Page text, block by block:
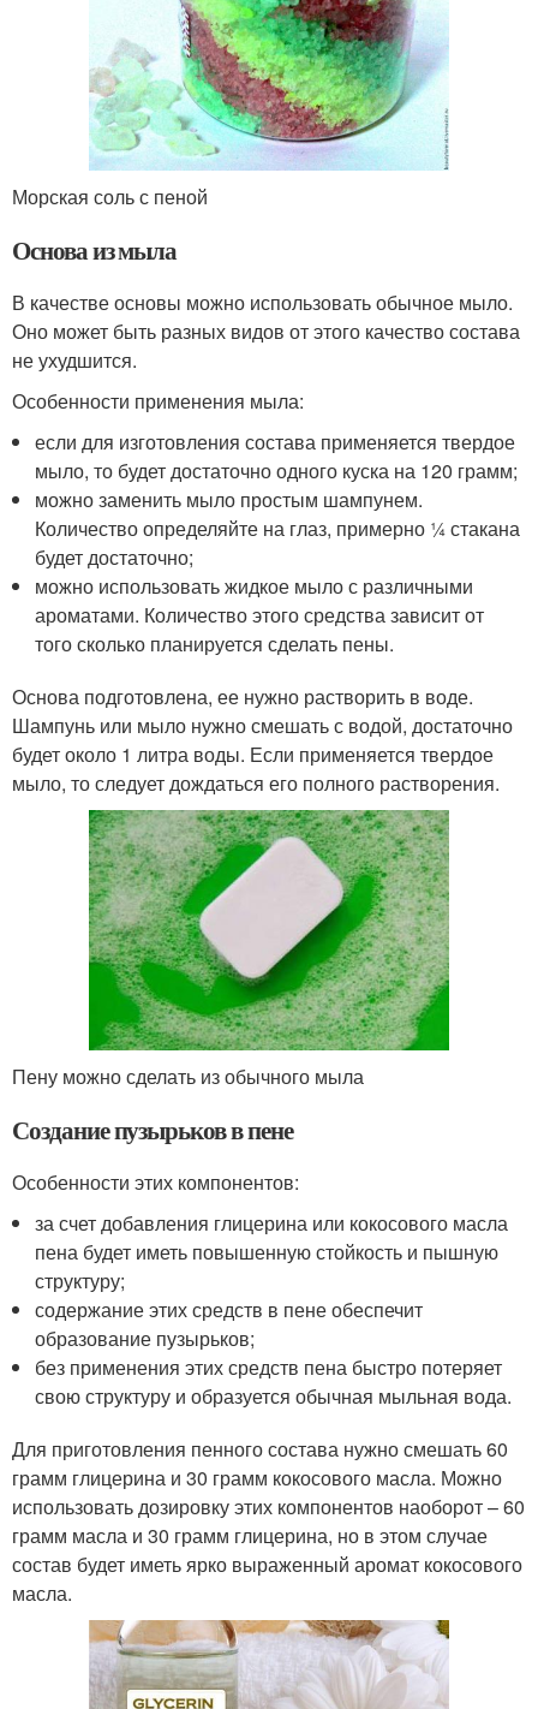
Морская соль с пеной
Основа из мыла
В качестве основы можно использовать обычное мыло.
Оно может быть разных видов от этого качество состава
не ухудшится.
Особенности применения мыла:
если для изготовления состава применяется твердое
мыло, то будет достаточно одного куска на 120 грамм;
можно заменить мыло простым шампунем.
Количество определяйте на глаз, примерно ¼ стакана
будет достаточно;
можно использовать жидкое мыло с различными
ароматами. Количество этого средства зависит от
того сколько планируется сделать пены.
Основа подготовлена, ее нужно растворить в воде.
Шампунь или мыло нужно смешать с водой, достаточно
будет около 1 литра воды. Если применяется твердое
мыло, то следует дождаться его полного растворения.
Пену можно сделать из обычного мыла
Создание пузырьков в пене
Особенности этих компонентов:
за счет добавления глицерина или кокосового масла
пена будет иметь повышенную стойкость и пышную
структуру;
содержание этих средств в пене обеспечит
образование пузырьков;
без применения этих средств пена быстро потеряет
свою структуру и образуется обычная мыльная вода.
Для приготовления пенного состава нужно смешать 60
грамм глицерина и 30 грамм кокосового масла. Можно
использовать дозировку этих компонентов наоборот – 60
грамм масла и 30 грамм глицерина, но в этом случае
состав будет иметь ярко выраженный аромат кокосового
масла.